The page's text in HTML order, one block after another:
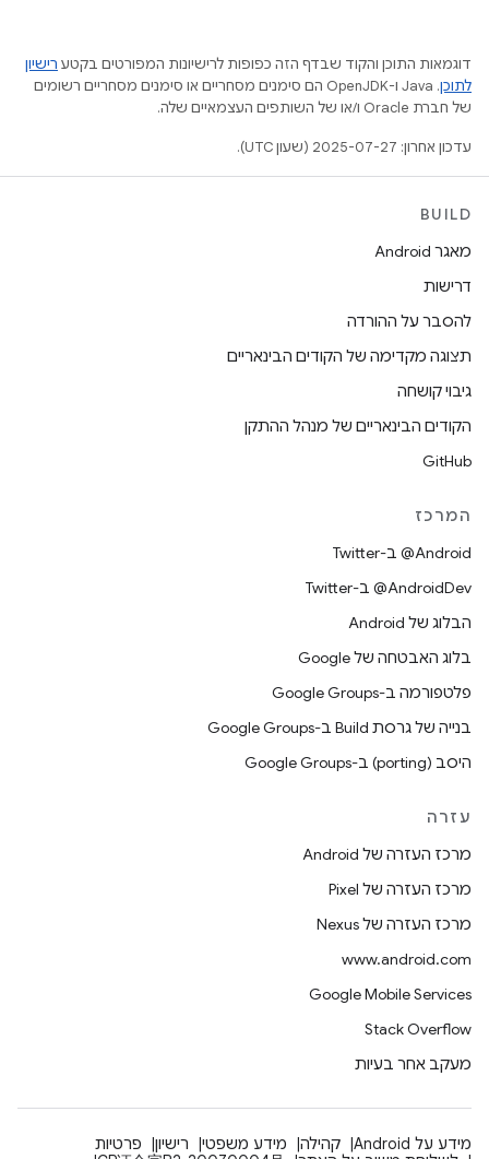
דוגמאות התוכן והקוד שבדף הזה כפופות לרישיונות המפורטים בקטע רישיון
לתוכן
.‏ Java ו-OpenJDK הם סימנים מסחריים או סימנים מסחריים רשומים
של חברת Oracle ו/או של השותפים העצמאיים שלה.
עדכון אחרון: 2025-07-27 (שעון UTC).
BUILD
מאגר Android
דרישות
להסבר על ההורדה
תצוגה מקדימה של הקודים הבינאריים
גיבוי קושחה
הקודים הבינאריים של מנהל ההתקן
GitHub
המרכז
‎@Android ב-Twitter
‎@AndroidDev ב-Twitter
הבלוג של Android
בלוג האבטחה של Google
פלטפורמה ב-Google Groups
בנייה של גרסת Build ב-Google Groups
היסב (porting) ב-Google Groups
עזרה
מרכז העזרה של Android
מרכז העזרה של Pixel
מרכז העזרה של Nexus
www.android.com
Google Mobile Services
Stack Overflow
מעקב אחר בעיות
מידע על Android קהילה מידע משפטי רישיון
פרטיות